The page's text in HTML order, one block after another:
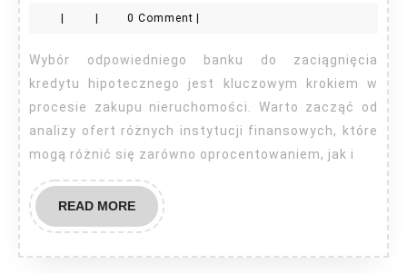
który
bank?
| | 0 Comment |
Wybór odpowiedniego banku do zaciągnięcia
kredytu hipotecznego jest kluczowym krokiem w
procesie zakupu nieruchomości. Warto zacząć od
analizy ofert różnych instytucji finansowych, które
mogą różnić się zarówno oprocentowaniem, jak i
READ MOREREAD
MORE